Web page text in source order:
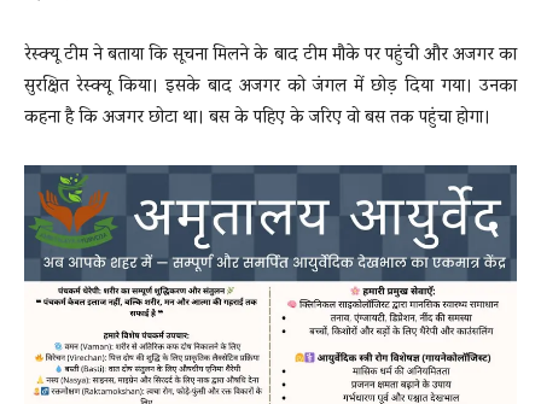
रेस्क्यू टीम ने बताया कि सूचना मिलने के बाद टीम मौके पर पहुंची और अजगर का
सुरक्षित रेस्क्यू किया। इसके बाद अजगर को जंगल में छोड़ दिया गया। उनका
कहना है कि अजगर छोटा था। बस के पहिए के जरिए वो बस तक पहुंचा होगा।